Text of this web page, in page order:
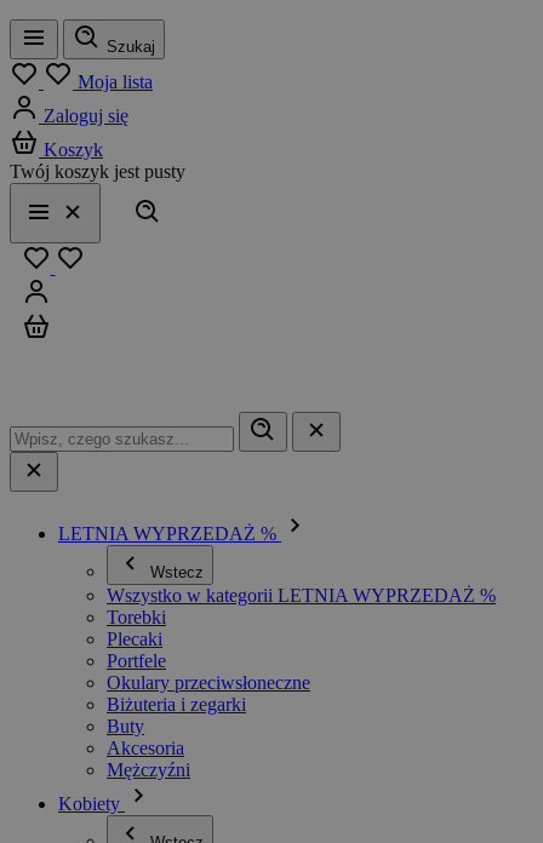
Menu
Szukaj
Moja lista
Zaloguj się
Koszyk
Twój koszyk jest pusty
Menu
Zamknij
LETNIA WYPRZEDAŻ %
Wstecz
Wszystko w kategorii LETNIA WYPRZEDAŻ %
Torebki
Plecaki
Portfele
Okulary przeciwsłoneczne
Biżuteria i zegarki
Buty
Akcesoria
Mężczyźni
Kobiety